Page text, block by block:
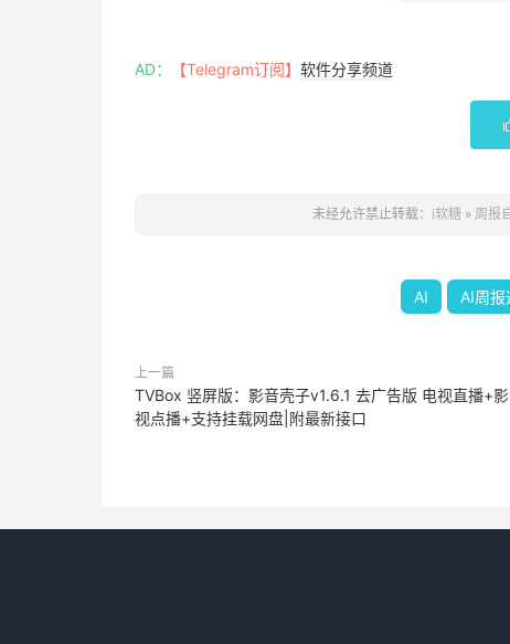
AD： 【Telegram订阅】 软件分享频道
未经允许禁止转载： i软糖 » 周报
AI AI周报
上一篇
TVBox 竖屏版：影音壳子v1.6.1 去广告版 电视直播+影
视点播+支持挂载网盘|附最新接口